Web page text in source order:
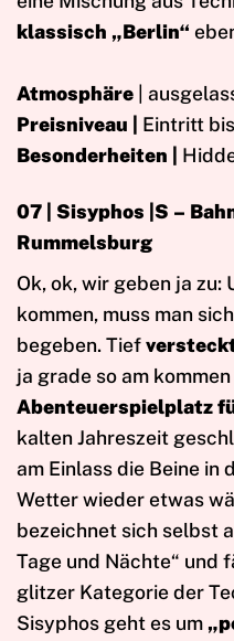
klassisch „Berlin“
Atmosphäre
|
Preisniveau |
Eintritt
Besonderheiten |
07 | Sisyphos |S –
Rummelsburg
Ok, ok, wir geben ja zu:
kommen, muss man
begeben. Tief
ja grade so am
Abenteuerspielplatz
kalten Jahreszeit
am Einlass die Beine in
Wetter wieder etwas
bezeichnet sich selbst
Tage und Nächte“ und
glitzer Kategorie der
Sisyphos geht es um